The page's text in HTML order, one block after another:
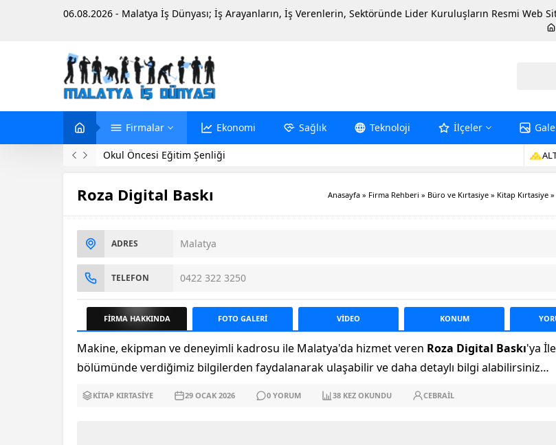
06.08.2026 - Malatya İş Dünyası; İş Arayanların, İş Verenlerin, Sektöründe Lider Kuruluşların Resmi Web
Firmalar Ekonomi Sağlık Teknoloji İlçeler
Okul Öncesi Eğitim Şenliği
Roza Digital Baskı Anasayfa » Firma Rehberi » Büro ve Kırtasiye » Kitap Kırtasiye »
ADRES Malatya
TELEFON 0422 322 3250
FİRMA HAKKINDA FOTO GALERİ VİDEO KONUM
Makine, ekipman ve deneyimli kadrosu ile Malatya'da hizmet veren Roza Digital Baskı'ya
bölümünde verdiğimiz bilgilerden faydalanarak ulaşabilir ve daha detaylı bilgi alabilirsiniz…
KITAP KIRTASIYE 29 OCAK 2026 0 YORUM 38 KEZ OKUNDU CEBRAIL